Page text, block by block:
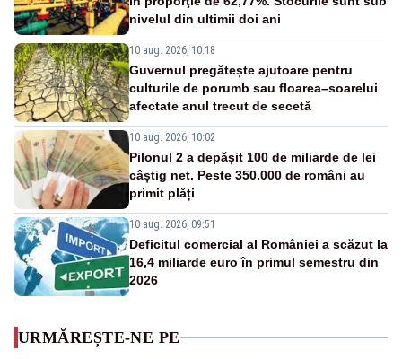
nivelul din ultimii doi ani
10 aug. 2026, 10:18
Guvernul pregătește ajutoare pentru
culturile de porumb sau floarea–soarelui
afectate anul trecut de secetă
10 aug. 2026, 10:02
Pilonul 2 a depășit 100 de miliarde de lei
câștig net. Peste 350.000 de români au
primit plăți
10 aug. 2026, 09:51
Deficitul comercial al României a scăzut la
16,4 miliarde euro în primul semestru din
2026
URMĂREȘTE-NE PE